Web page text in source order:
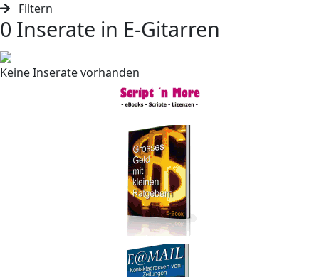
Filtern
0 Inserate in E-Gitarren
Keine Inserate vorhanden